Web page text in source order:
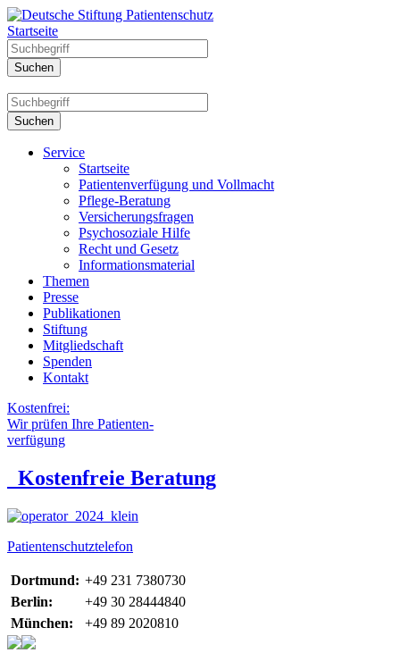
Startseite
Service
Startseite
Patientenverfügung und Vollmacht
Pflege-Beratung
Versicherungsfragen
Psychosoziale Hilfe
Recht und Gesetz
Informationsmaterial
Themen
Presse
Publikationen
Stiftung
Mitgliedschaft
Spenden
Kontakt
Kostenfrei:
Wir prüfen Ihre Patienten-
verfügung
Kostenfreie Beratung
Patientenschutztelefon
Dortmund: +49 231 7380730
Berlin:
+49 30 28444840
München:
+49 89 2020810